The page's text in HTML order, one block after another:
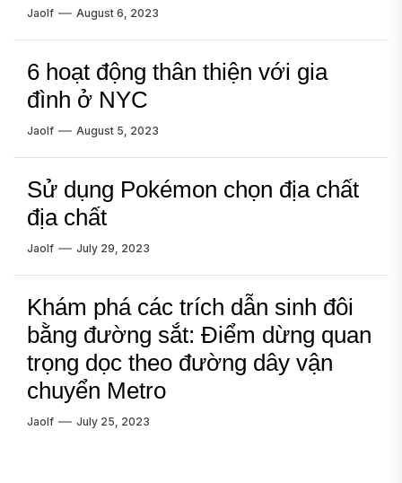
Jaolf August 6, 2023
6 hoạt động thân thiện với gia
đình ở NYC
Jaolf August 5, 2023
Sử dụng Pokémon chọn địa chất
địa chất
Jaolf July 29, 2023
Khám phá các trích dẫn sinh đôi
bằng đường sắt: Điểm dừng quan
trọng dọc theo đường dây vận
chuyển Metro
Jaolf July 25, 2023